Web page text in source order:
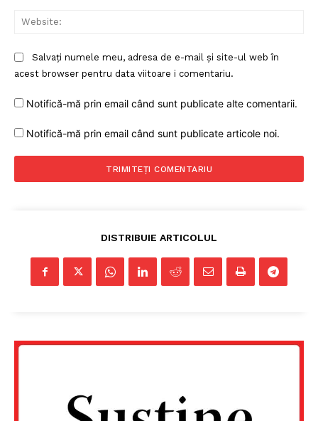
Salvați numele meu, adresa de e-mail și site-ul web în
acest browser pentru data viitoare i comentariu.
Notifică-mă prin email când sunt publicate alte comentarii.
Notifică-mă prin email când sunt publicate articole noi.
DISTRIBUIE ARTICOLUL